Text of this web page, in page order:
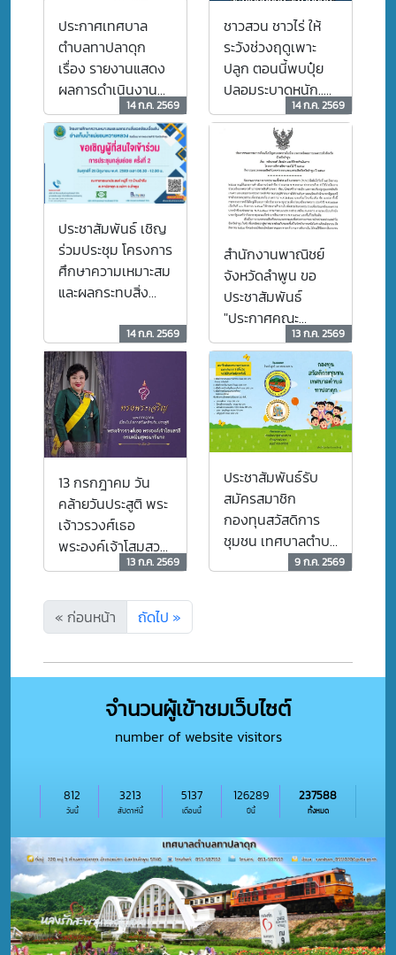
ประชาชนในพื้นที่
ดังนี้
ประกาศเทศบาล
ตำบลทาปลาดุก
เรื่อง รายงานแสดง
ผลการดำเนินงาน
รายไตรมาส ไตรมาส
ที่ 3 ประจำ
ปีงบประมาณ 2569
14 ก.ค. 2569
ชาวสวน ชาวไร่ ให้
ระวังช่วงฤดูเพาะ
ปลูก ตอนนี้พบปุ๋ย
ปลอมระบาดหนัก..
ปุ๋ยที่ขายบนโลก
ออนไลน์มีทั้งปุ๋ยไร้
เลขทะเบียน
14 ก.ค. 2569
ประชาสัมพันธ์ เชิญ
ร่วมประชุม โครงการ
ศึกษาความเหมาะสม
และผลกระทบสิ่ง
อ่างเก็บน้ำแม่ยอน
หวายหลวง
14 ก.ค. 2569
สำนักงานพาณิชย์
จังหวัดลำพูน ขอ
ประชาสัมพันธ์
"ประกาศคณะ
กรรมการเพื่อแก้ไข
ปัญหาเกษตรกรอัน
เนื่องมาจากผลิตผล
การเกษตรระดับ
จังหวัด จังหวัด
ลำพูน
13 ก.ค. 2569
13 กรกฎาคม วัน
คล้ายวันประสูติ พระ
เจ้าวรวงศ์เธอ
พระองค์เจ้าโสมสวลี
กรมหมื่นสุทธนารี
พระเจริญ
13 ก.ค. 2569
ประชาสัมพันธ์รับ
สมัครสมาชิก
กองทุนสวัสดิการ
ชุมชน เทศบาลตำบล
9 ก.ค. 2569
« ก่อนหน้า ถัดไป »
จำนวนผู้เข้าชมเว็บไซต์
number of website visitors
วันนี้
812
สัปดาห์นี้
3213
เดือนนี้
5137
ปีนี้
126289
ทั้งหมด
237588